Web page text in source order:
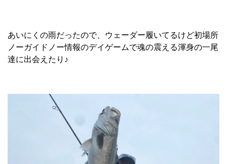
あいにくの雨だったので、ウェーダー履いてるけど初場所
ノーガイドノー情報のデイゲームで魂の震える渾身の一尾
達に出会えたり♪